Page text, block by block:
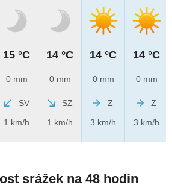
15 °C
0 mm
SV
1 km/h
14 °C
0 mm
SZ
1 km/h
14 °C
0 mm
Z
3 km/h
14 °C
0 mm
Z
3 km/h
srážek na 48 hodin